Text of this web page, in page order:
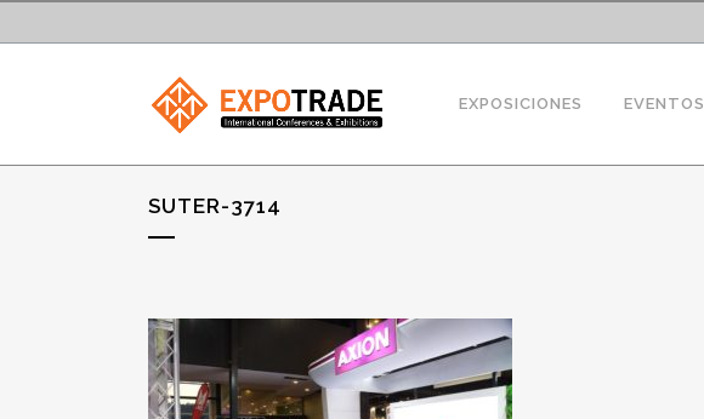
EXPOSICIONES EVENTOS
SUTER-3714